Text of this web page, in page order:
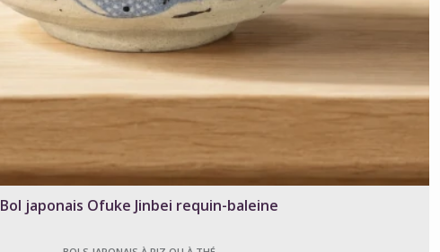
Bol japonais Ofuke Jinbei requin-baleine